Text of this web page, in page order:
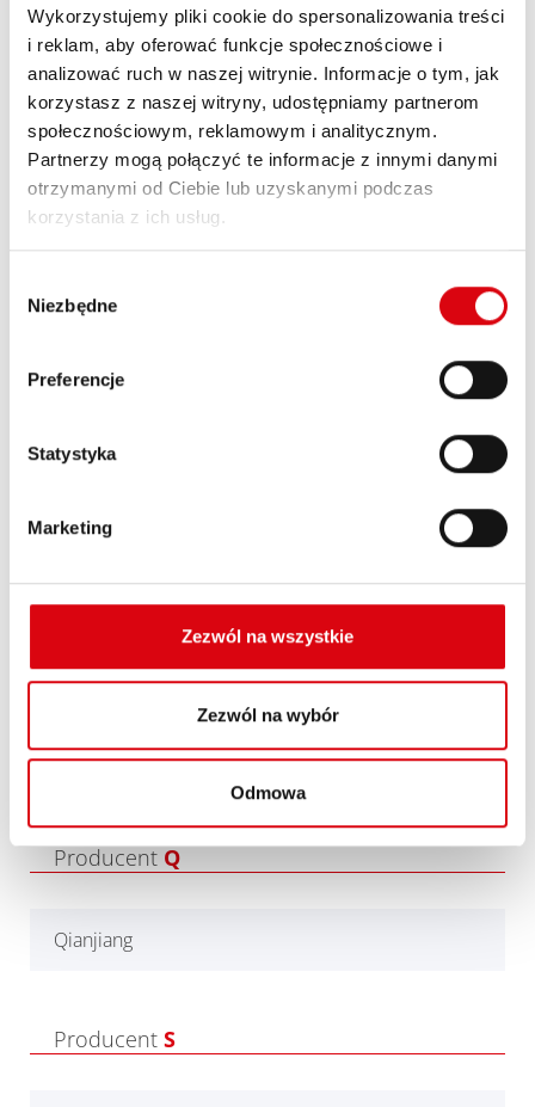
Wykorzystujemy pliki cookie do spersonalizowania treści
i reklam, aby oferować funkcje społecznościowe i
analizować ruch w naszej witrynie. Informacje o tym, jak
korzystasz z naszej witryny, udostępniamy partnerom
społecznościowym, reklamowym i analitycznym.
Partnerzy mogą połączyć te informacje z innymi danymi
otrzymanymi od Ciebie lub uzyskanymi podczas
korzystania z ich usług.
zgody
Niezbędne
Preferencje
Statystyka
Marketing
Zezwól na wszystkie
Zezwól na wybór
Odmowa
ProducentK
Kasea
KTM
ProducentP
Polaris
Producent Q
Qianjiang
Producent S